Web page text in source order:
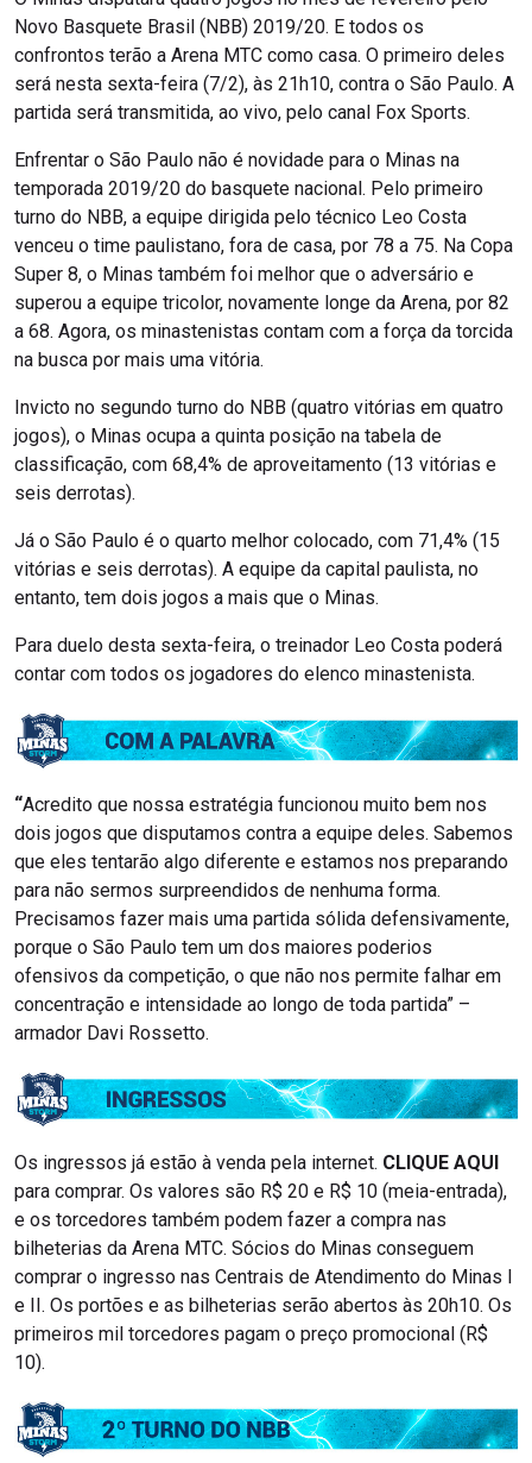
Novo Basquete Brasil (NBB) 2019/20. E todos os
confrontos terão a Arena MTC como casa. O primeiro deles
será nesta sexta-feira (7/2), às 21h10, contra o São Paulo. A
partida será transmitida, ao vivo, pelo canal Fox Sports.
Enfrentar o São Paulo não é novidade para o Minas na
temporada 2019/20 do basquete nacional. Pelo primeiro
turno do NBB, a equipe dirigida pelo técnico Leo Costa
venceu o time paulistano, fora de casa, por 78 a 75. Na Copa
Super 8, o Minas também foi melhor que o adversário e
superou a equipe tricolor, novamente longe da Arena, por 82
a 68. Agora, os minastenistas contam com a força da torcida
na busca por mais uma vitória.
Invicto no segundo turno do NBB (quatro vitórias em quatro
jogos), o Minas ocupa a quinta posição na tabela de
classificação, com 68,4% de aproveitamento (13 vitórias e
seis derrotas).
Já o São Paulo é o quarto melhor colocado, com 71,4% (15
vitórias e seis derrotas). A equipe da capital paulista, no
entanto, tem dois jogos a mais que o Minas.
Para duelo desta sexta-feira, o treinador Leo Costa poderá
contar com todos os jogadores do elenco minastenista.
“Acredito que nossa estratégia funcionou muito bem nos
dois jogos que disputamos contra a equipe deles. Sabemos
que eles tentarão algo diferente e estamos nos preparando
para não sermos surpreendidos de nenhuma forma.
Precisamos fazer mais uma partida sólida defensivamente,
porque o São Paulo tem um dos maiores poderios
ofensivos da competição, o que não nos permite falhar em
concentração e intensidade ao longo de toda partida” –
armador Davi Rossetto.
Os ingressos já estão à venda pela internet. CLIQUE AQUI
para comprar. Os valores são R$ 20 e R$ 10 (meia-entrada),
e os torcedores também podem fazer a compra nas
bilheterias da Arena MTC. Sócios do Minas conseguem
comprar o ingresso nas Centrais de Atendimento do Minas I
e II. Os portões e as bilheterias serão abertos às 20h10. Os
primeiros mil torcedores pagam o preço promocional (R$
10).